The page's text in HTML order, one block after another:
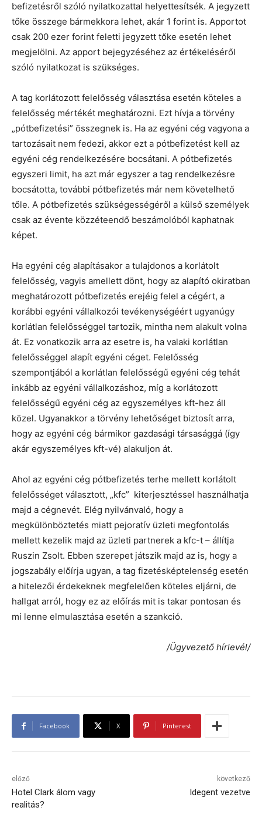
befizetésről szóló nyilatkozattal helyettesítsék. A jegyzett
tőke összege bármekkora lehet, akár 1 forint is. Apportot
csak 200 ezer forint feletti jegyzett tőke esetén lehet
megjelölni. Az apport bejegyzéséhez az értékeléséről
szóló nyilatkozat is szükséges.
A tag korlátozott felelősség választása esetén köteles a
felelősség mértékét meghatározni. Ezt hívja a törvény
„pótbefizetési” összegnek is. Ha az egyéni cég vagyona a
tartozásait nem fedezi, akkor ezt a pótbefizetést kell az
egyéni cég rendelkezésére bocsátani. A pótbefizetés
egyszeri limit, ha azt már egyszer a tag rendelkezésre
bocsátotta, további pótbefizetés már nem követelhető
tőle. A pótbefizetés szükségességéről a külső személyek
csak az évente közzéteendő beszámolóból kaphatnak
képet.
Ha egyéni cég alapításakor a tulajdonos a korlátolt
felelősség, vagyis amellett dönt, hogy az alapító okiratban
meghatározott pótbefizetés erejéig felel a cégért, a
korábbi egyéni vállalkozói tevékenységéért ugyanúgy
korlátlan felelősséggel tartozik, mintha nem alakult volna
át. Ez vonatkozik arra az esetre is, ha valaki korlátlan
felelősséggel alapít egyéni céget. Felelősség
szempontjából a korlátlan felelősségű egyéni cég tehát
inkább az egyéni vállalkozáshoz, míg a korlátozott
felelősségű egyéni cég az egyszemélyes kft-hez áll
közel. Ugyanakkor a törvény lehetőséget biztosít arra,
hogy az egyéni cég bármikor gazdasági társasággá (így
akár egyszemélyes kft-vé) alakuljon át.
Ahol az egyéni cég pótbefizetés terhe mellett korlátolt
felelősséget választott, „kfc” kiterjesztéssel használhatja
majd a cégnevét. Elég nyilvánvaló, hogy a
megkülönböztetés miatt pejoratív üzleti megfontolás
mellett kezelik majd az üzleti partnerek a kfc-t – állítja
Ruszin Zsolt. Ebben szerepet játszik majd az is, hogy a
jogszabály előírja ugyan, a tag fizetésképtelenség esetén
a hitelezői érdekeknek megfelelően köteles eljárni, de
hallgat arról, hogy ez az előírás mit is takar pontosan és
mi lenne elmulasztása esetén a szankció.
/Ügyvezető hírlevél/
Facebook X Pinterest
előző
Hotel Clark álom vagy
realitás?
következő
Idegent vezetve